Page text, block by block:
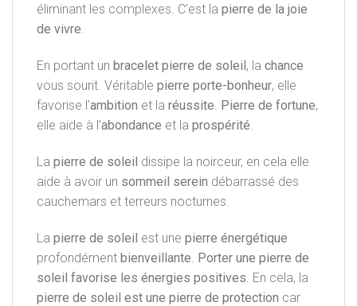
éliminant les complexes. C’est la pierre de la joie
de vivre.
En portant un bracelet pierre de soleil, la chance
vous sourit. Véritable pierre porte-bonheur, elle
favorise l’ambition et la réussite. Pierre de fortune,
elle aide à l’abondance et la prospérité.
La pierre de soleil dissipe la noirceur, en cela elle
aide à avoir un sommeil serein débarrassé des
cauchemars et terreurs nocturnes.
La pierre de soleil est une pierre énergétique
profondément bienveillante Porter une pierre de
soleil favorise les énergies positives . En cela, la
pierre de soleil est une pierre de protection car